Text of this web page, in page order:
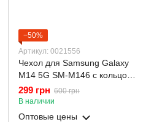
−50%
Артикул: 0021556
Чехол для Samsung Galaxy
M14 5G SM-M146 с кольцом
MagSafe с золотой
окантовкой на самсунг м14
черничный gs1
299 грн 600 грн
В наличии
Оптовые цены